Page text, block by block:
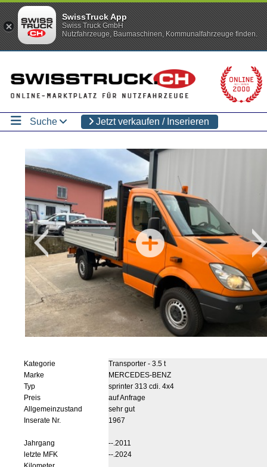
Suche Jetzt verkaufen / Inserieren
Kategorie
Transporter - 3.5 t
Marke
MERCEDES-BENZ
Typ
sprinter 313 cdi. 4x4
Preis
auf Anfrage
Allgemeinzustand
sehr gut
Inserate Nr.
1967
Jahrgang
--.2011
letzte MFK
--.2024
SwissTruck App
Swiss Truck GmbH
Nutzfahrzeuge, Baumaschinen, Kommunalfahrzeuge finden.